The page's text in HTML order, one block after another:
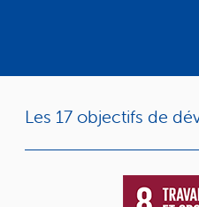
Les 17 objectifs de